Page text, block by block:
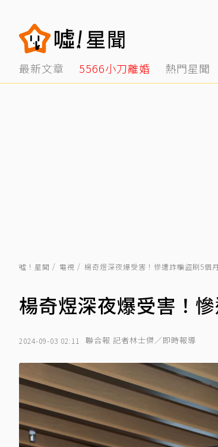
最新文章 5566小刀離婚 熱門星聞
噓！星聞 電視 楊奇煜深夜爆受害！慘遭詐騙盜刷5個
楊奇煜深夜爆受害！
2024-09-03 02:11 聯合報 記者林士傑／即時報導